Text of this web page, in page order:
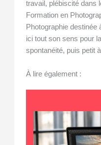
travail, plébiscité dans
Formation en
Photographie destinée
ici tout son sens pour
spontanéité, puis petit
À lire également :